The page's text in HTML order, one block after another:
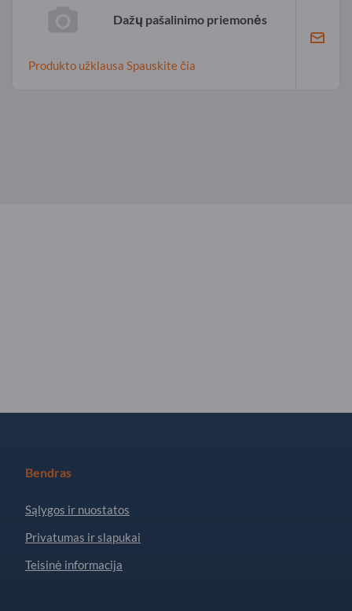
Dažų pašalinimo priemonės
Produkto užklausa Spauskite čia
Bendras
Sąlygos ir nuostatos
Privatumas ir slapukai
Teisinė informacija